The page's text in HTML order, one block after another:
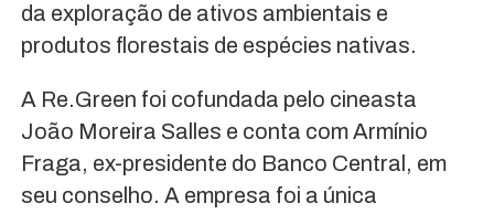
da exploração de ativos ambientais e
produtos florestais de espécies nativas.
A Re.Green foi cofundada pelo cineasta
João Moreira Salles e conta com Armínio
Fraga, ex-presidente do Banco Central, em
seu conselho. A empresa foi a única